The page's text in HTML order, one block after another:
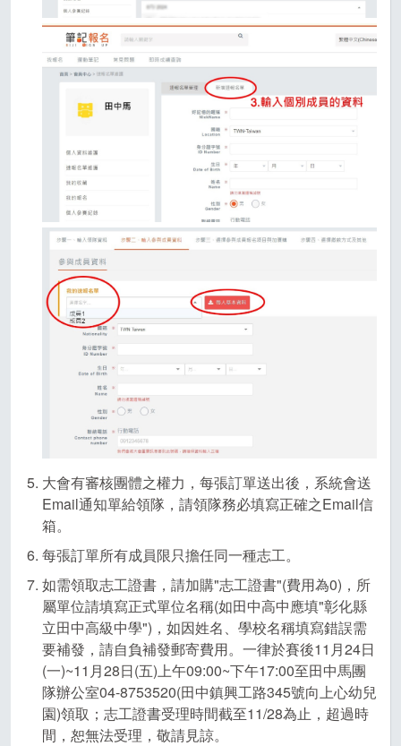
大會有審核團體之權力，每張訂單送出後，系統會送
Email通知單給領隊，請領隊務必填寫正確之Email信
箱。
每張訂單所有成員限只擔任同一種志工。
如需領取志工證書，請加購"志工證書"(費用為0)，所
屬單位請填寫正式單位名稱(如田中高中應填"彰化縣
立田中高級中學")，如因姓名、學校名稱填寫錯誤需
要補發，請自負補發郵寄費用。一律於賽後11月24日
(一)~11月28日(五)上午09:00~下午17:00至田中馬團
隊辦公室04-8753520(田中鎮興工路345號向上心幼兒
園)領取；志工證書受理時間截至11/28為止，超過時
間，恕無法受理，敬請見諒。